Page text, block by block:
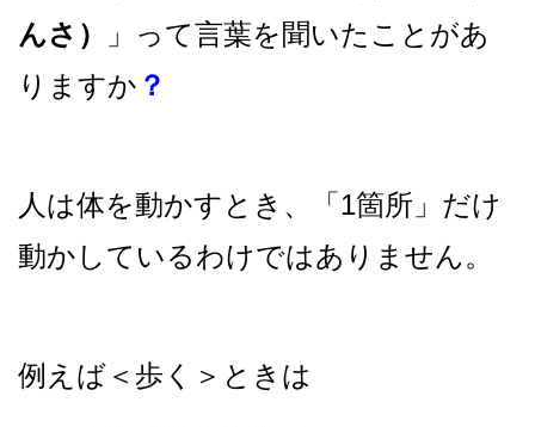
んさ）
」って言葉を聞いたことがあ
りますか ？
人は体を動かすとき、「1箇所」だけ
動かしているわけではありません。
例えば＜歩く＞ときは